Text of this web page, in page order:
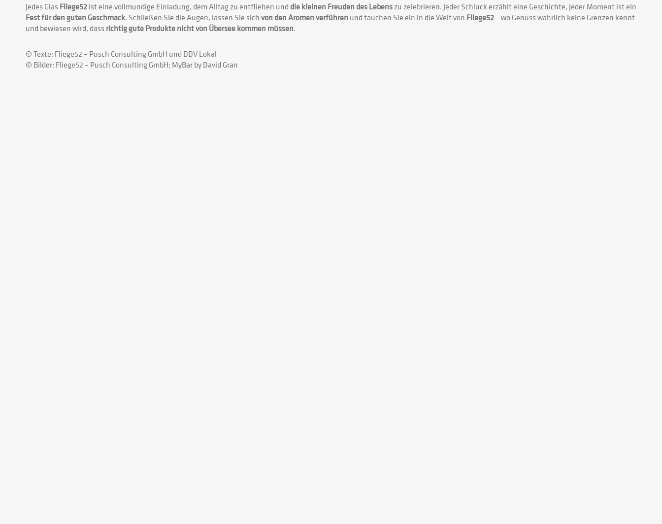
Jedes Glas Fliege52ist eine vollmundige Einladung, dem Alltag zu entfliehen und die kleinen Freuden des Lebenszu zelebrieren. Jeder Schluck erzählt eine Geschichte, jeder Moment ist ein
Fest für den guten Geschmack. Schließen Sie die Augen, lassen Sie sichvon den Aromen verführen und tauchen Sie ein in die Welt von Fliege52– wo Genuss wahrlich keine Grenzen kennt
und bewiesen wird, dass richtig gute Produkte nicht von Übersee kommen müssen.
© Texte: Fliege52 – Pusch Consulting GmbH und DDV Lokal
© Bilder: Fliege52 – Pusch Consulting GmbH; MyBar by David Gran